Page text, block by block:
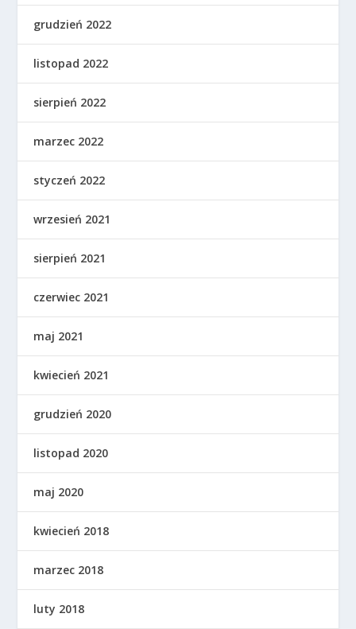
grudzień 2022
listopad 2022
sierpień 2022
marzec 2022
styczeń 2022
wrzesień 2021
sierpień 2021
czerwiec 2021
maj 2021
kwiecień 2021
grudzień 2020
listopad 2020
maj 2020
kwiecień 2018
marzec 2018
luty 2018